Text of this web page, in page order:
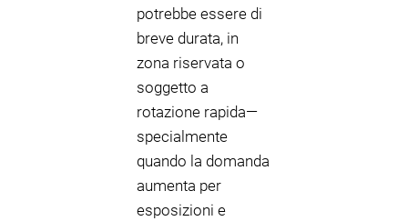
potrebbe essere di
breve durata, in
zona riservata o
soggetto a
rotazione rapida—
specialmente
quando la domanda
aumenta per
esposizioni e